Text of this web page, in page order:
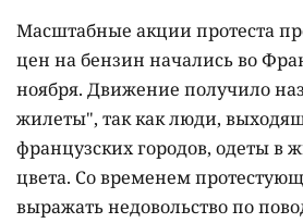
Масштабные акции протеста
цен на бензин начались во
ноября. Движение получило
жилеты", так как люди,
французских городов, одеты в
цвета. Со временем
выражать недовольство по